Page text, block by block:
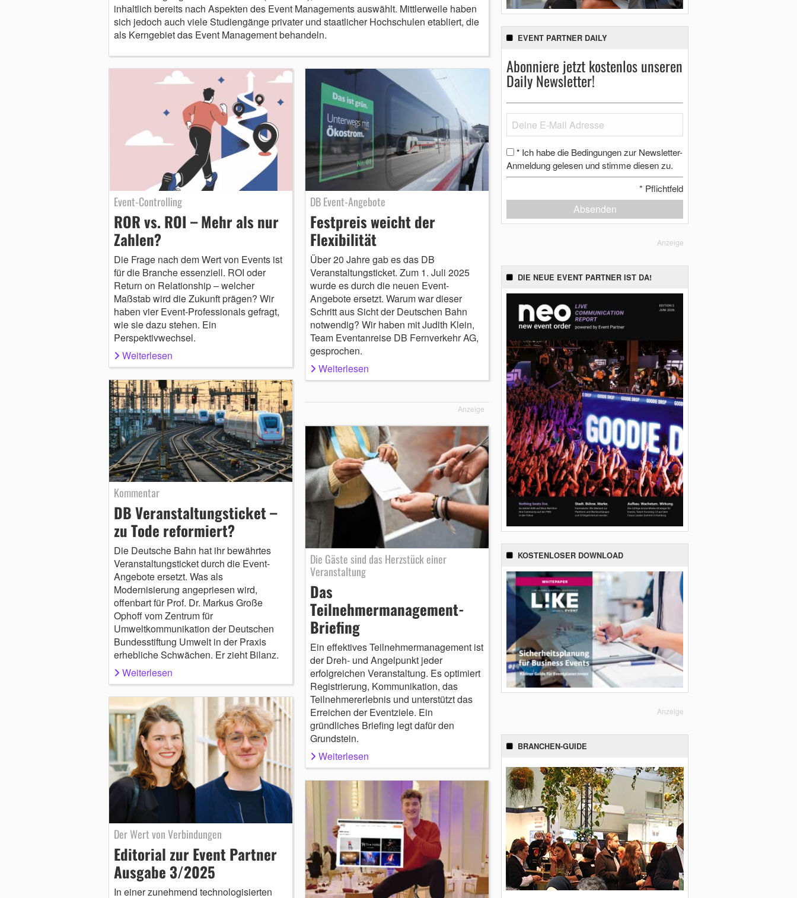
inhaltlich bereits nach Aspekten des Event Managements auswählt. Mittlerweile haben
sich jedoch auch viele Studiengänge privater und staatlicher Hochschulen etabliert, die
als Kerngebiet das Event Management behandeln.
Event-Controlling
ROR vs. ROI – Mehr als nur
Zahlen?
Die Frage nach dem Wert von Events ist
für die Branche essenziell. ROI oder
Return on Relationship – welcher
Maßstab wird die Zukunft prägen? Wir
haben vier Event-Professionals gefragt,
wie sie dazu stehen. Ein
Perspektivwechsel.
Weiterlesen
DB Event-Angebote
Festpreis weicht der
Flexibilität
Über 20 Jahre gab es das DB
Veranstaltungsticket. Zum 1. Juli 2025
wurde es durch die neuen Event-
Angebote ersetzt. Warum war dieser
Schritt aus Sicht der Deutschen Bahn
notwendig? Wir haben mit Judith Klein,
Team Eventanreise DB Fernverkehr AG,
gesprochen.
Weiterlesen
Kommentar
DB Veranstaltungsticket –
zu Tode reformiert?
Die Deutsche Bahn hat ihr bewährtes
Veranstaltungsticket durch die Event-
Angebote ersetzt. Was als
Modernisierung angepriesen wird,
offenbart für Prof. Dr. Markus Große
Ophoff vom Zentrum für
Umweltkommunikation der Deutschen
Bundesstiftung Umwelt in der Praxis
erhebliche Schwächen. Er zieht Bilanz.
Weiterlesen
Anzeige
Der Wert von Verbindungen
Editorial zur Event Partner
Ausgabe 3/2025
In einer zunehmend technologisierten
Die Gäste sind das Herzstück einer
Veranstaltung
Das
Teilnehmermanagement-
Briefing
Ein effektives Teilnehmermanagement ist
der Dreh- und Angelpunkt jeder
erfolgreichen Veranstaltung. Es optimiert
Registrierung, Kommunikation, das
Teilnehmererlebnis und unterstützt das
Erreichen der Eventziele. Ein
gründliches Briefing legt dafür den
Grundstein.
Weiterlesen
EVENT PARTNER DAILY
Abonniere jetzt kostenlos unseren
Daily Newsletter!
* Ich habe die Bedingungen zur Newsletter-
Anmeldung gelesen und stimme diesen zu.
* Pflichtfeld
Absenden
Anzeige
DIE NEUE EVENT PARTNER IST DA!
KOSTENLOSER DOWNLOAD
Anzeige
BRANCHEN-GUIDE